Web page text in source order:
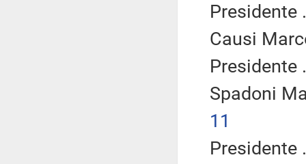
Presidente
Causi
Presidente
Spadoni
11
Presidente